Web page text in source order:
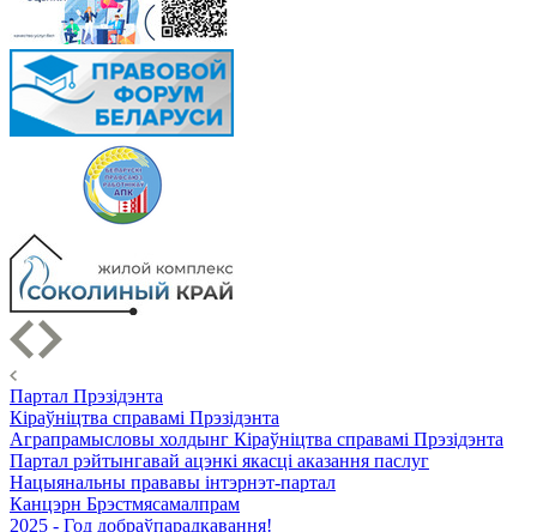
Партал Прэзідэнта
Кіраўніцтва справамі Прэзідэнта
Аграпрамысловы холдынг Кіраўніцтва справамі Прэзідэнта
Партал рэйтынгавай ацэнкі якасці аказання паслуг
Нацыянальны прававы інтэрнэт-партал
Канцэрн Брэстмясамалпрам
2025 - Год добраўпарадкавання!